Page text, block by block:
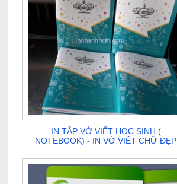
IN TẬP VỞ VIẾT HỌC SINH (
NOTEBOOK) - IN VỞ VIẾT CHỮ ĐẸP